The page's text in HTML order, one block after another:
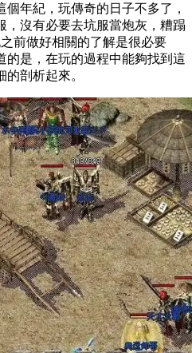
年紀，玩傳奇的日子不多了，
，沒有必要去坑服當炮灰，糟蹋
好相關的了解是很必要
的是，在玩的過程中能夠找到這
剖析起來。